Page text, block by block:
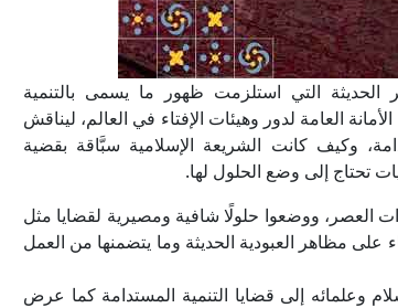
التي استلزمت ظهور ما يسمى بالتنمية
العامة لدور وهيئات الإفتاء في العالم، ليناقش
وكيف كانت الشريعة الإسلامية سبَّاقة بقضية
تحتاج إلى وضع الحلول لها.
العصر، ووضعوا حلولًا شافية ومصيرية لقضايا مثل
على مظاهر العبودية الحديثة وما يتضمنها من العمل
وعلمائه إلى قضايا التنمية المستدامة كما عرض